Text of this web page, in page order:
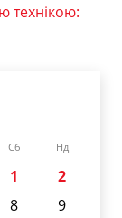
Сб Нд
1
2
8
9